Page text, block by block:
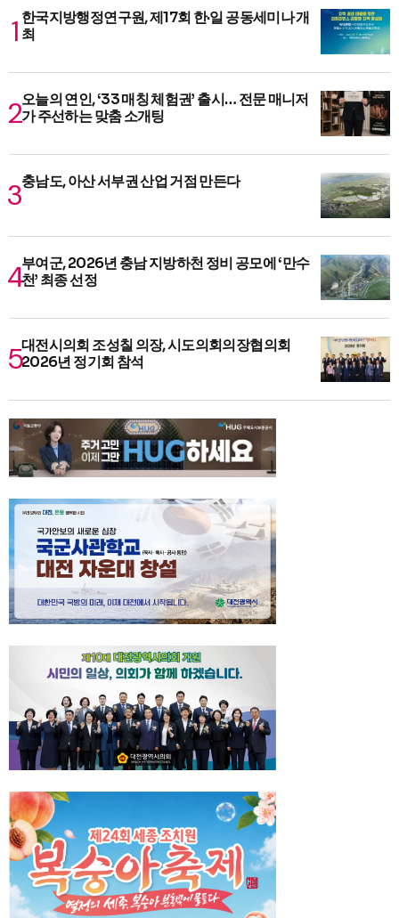
한국지방행정연구원, 제17회 한·일 공동세미나 개
최
오늘의 연인, ‘33 매칭 체험권’ 출시… 전문 매니저
가 주선하는 맞춤 소개팅
충남도, 아산 서부권 산업 거점 만든다
부여군, 2026년 충남 지방하천 정비 공모에 ‘만수
천’ 최종 선정
대전시의회 조성칠 의장, 시도의회의장협의회
2026년 정기회 참석